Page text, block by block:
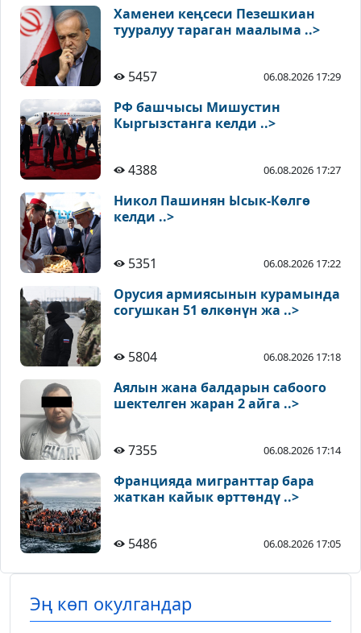
Хаменеи кеңсеси Пезешкиан
тууралуу тараган маалыма ..>
5457 06.08.2026 17:29
РФ башчысы Мишустин
Кыргызстанга келди ..>
4388 06.08.2026 17:27
Никол Пашинян Ысык-Көлгө
келди ..>
5351 06.08.2026 17:22
Орусия армиясынын курамында
согушкан 51 өлкөнүн жа ..>
5804 06.08.2026 17:18
Аялын жана балдарын сабоого
шектелген жаран 2 айга ..>
7355 06.08.2026 17:14
Францияда мигранттар бара
жаткан кайык өрттөндү ..>
5486 06.08.2026 17:05
Эң көп окулгандар